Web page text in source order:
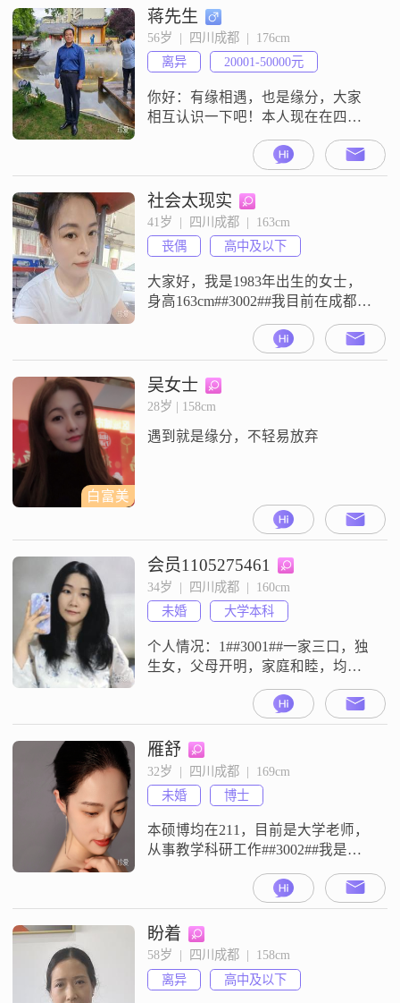
##3001##双向付出，也愿意给双方
独立空间！愿望：希望遇见一个本
身就很好的人，三观同频，灵魂有
趣同样浪漫，不想要新鲜感.想要长
久陪伴，想要被坚定的爱，想要最
简单
蒋先生
56岁  |  四川成都  |  176cm
离异
20001-50000元
你好：有缘相遇，也是缘分，大家
相互认识一下吧！本人现在在四川
成都生活，自营公司30余年，性格
随和，稳重可靠，容易相处，为人
真诚可靠##3002##本人一直把家庭
看得很重，同时也追求事业发展
##3002##与人相处，相互尊重
##3002##平时也会注意细节，平时
在家的时候，喜欢做菜烹饪，也喜
欢养身锻炼##3002##希望
社会太现实
41岁  |  四川成都  |  163cm
丧偶
高中及以下
大家好，我是1983年出生的女士，
身高163cm##3002##我目前在成都工
作，月收入在5001-8000元这个范
围，学历是高中及以下##3002##我
的性格比较直率真诚，平时做事温
柔体贴，也还算善解人意##3002##
我心思比较细腻敏感，平时挺注重
助人##3002##我自认为行动力比较
白富美
吴女士
28岁 | 158cm
遇到就是缘分，不轻易放弃
会员1105275461
34岁  |  四川成都  |  160cm
未婚
大学本科
个人情况：1##3001##一家三口，独
生女，父母开明，家庭和睦，均退
休2##3001##成都土著，但习惯说普
通话，四川话不标准（倒反天罡
##d83d####de1d##）3##3001##全日
制本科，市区工作4##3001##三观
正，真诚，大方直率，熟e不熟i，乐
于接触新鲜事物，也安于当下踏实
生活5##3001##圈
雁舒
32岁  |  四川成都  |  169cm
未婚
博士
本硕博均在211，目前是大学老师，
从事教学科研工作##3002##我是一
个为人真诚，乐观积极的人，能够
有同理心##3002##希望对方聊的
来，也是一个乐观积极的人，认真
工作，学历硕士及以上，家庭知书
达理##3002##
盼着
58岁  |  四川成都  |  158cm
离异
高中及以下